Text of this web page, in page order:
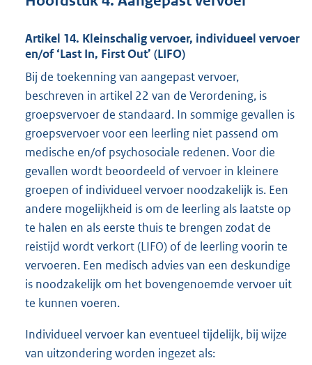
Artikel 14. Kleinschalig vervoer, individueel vervoer
en/of ‘Last In, First Out’ (LIFO)
Bij de toekenning van aangepast vervoer,
beschreven in artikel 22 van de Verordening, is
groepsvervoer de standaard. In sommige gevallen is
groepsvervoer voor een leerling niet passend om
medische en/of psychosociale redenen. Voor die
gevallen wordt beoordeeld of vervoer in kleinere
groepen of individueel vervoer noodzakelijk is. Een
andere mogelijkheid is om de leerling als laatste op
te halen en als eerste thuis te brengen zodat de
reistijd wordt verkort (LIFO) of de leerling voorin te
vervoeren. Een medisch advies van een deskundige
is noodzakelijk om het bovengenoemde vervoer uit
te kunnen voeren.
Individueel vervoer kan eventueel tijdelijk, bij wijze
van uitzondering worden ingezet als: